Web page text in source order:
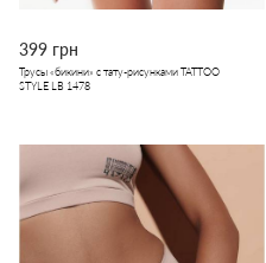
399 грн
Трусы «бикини» с тату-рисунками TATTOO
STYLE LB 1478